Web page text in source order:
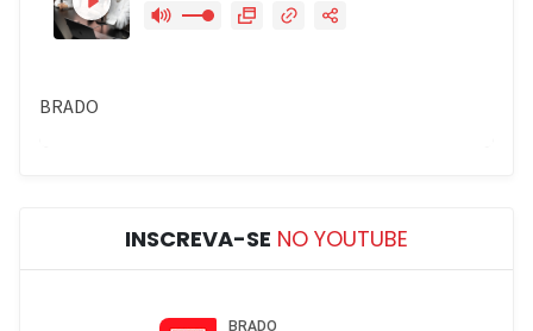
INSCREVA-SE NO YOUTUBE